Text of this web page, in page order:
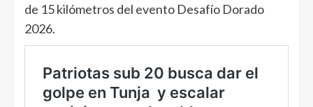
de 15 kilómetros del evento Desafío Dorado
2026.